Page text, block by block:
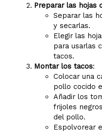
Preparar las hojas
Separar las
y secarlas.
Elegir las
para usarlas
tacos.
Montar los tacos:
Colocar una
pollo cocido
Añadir los
frijoles
del pollo.
Espolvorear